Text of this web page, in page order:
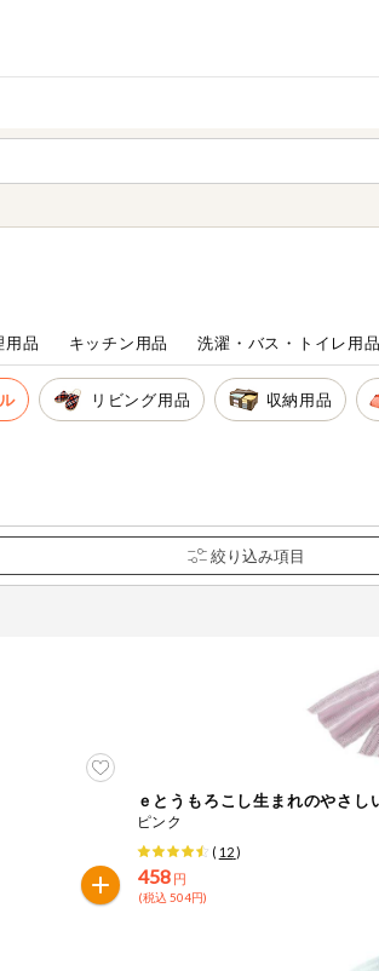
定しなくても検索できます。
ていない商品を検索できます。
落花生 えび
用品 キッチン用品 洗濯・バス・トイレ用品
リビング用品 収納用品
ｅとうもろこし生まれのやさし
ピンク
( 12)
458 円
(税込 504円)